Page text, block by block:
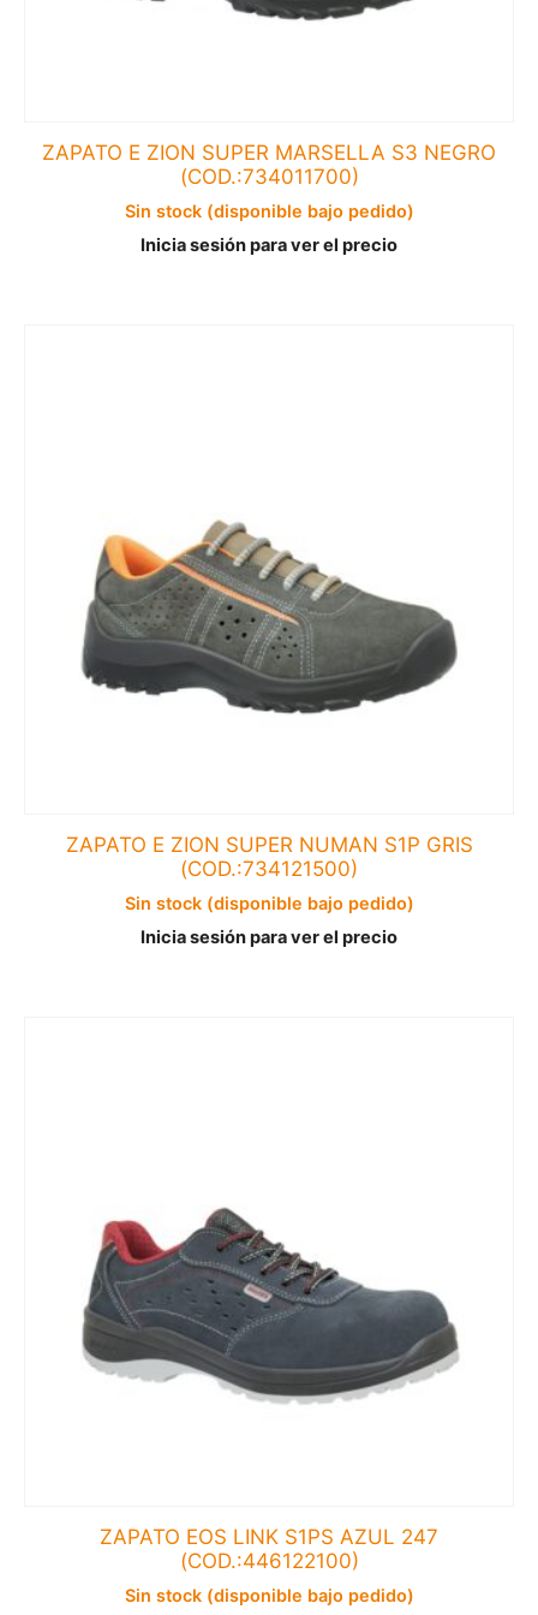
ZAPATO E ZION SUPER MARSELLA S3 NEGRO
(COD.:734011700)
Sin stock (disponible bajo pedido)
Inicia sesión para ver el precio
ZAPATO E ZION SUPER NUMAN S1P GRIS
(COD.:734121500)
Sin stock (disponible bajo pedido)
Inicia sesión para ver el precio
ZAPATO EOS LINK S1PS AZUL 247
(COD.:446122100)
Sin stock (disponible bajo pedido)